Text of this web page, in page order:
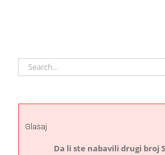
Search
for:
Glasaj
Da li ste nabavili drugi broj